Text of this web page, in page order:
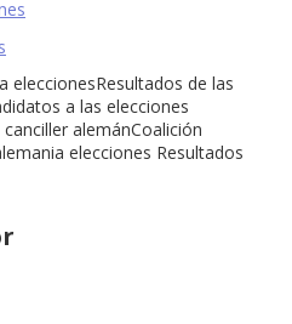
eleccionesResultados de las
a las elecciones
alemánCoalición
elecciones Resultados